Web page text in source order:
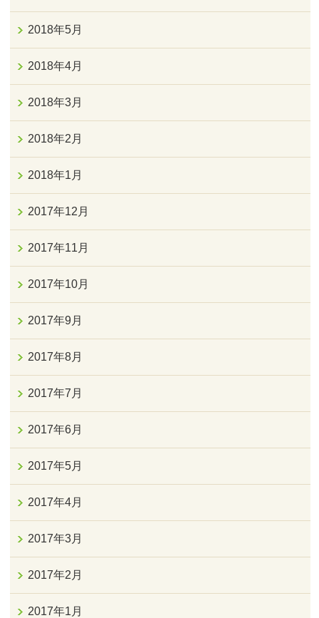
2018年5月
2018年4月
2018年3月
2018年2月
2018年1月
2017年12月
2017年11月
2017年10月
2017年9月
2017年8月
2017年7月
2017年6月
2017年5月
2017年4月
2017年3月
2017年2月
2017年1月